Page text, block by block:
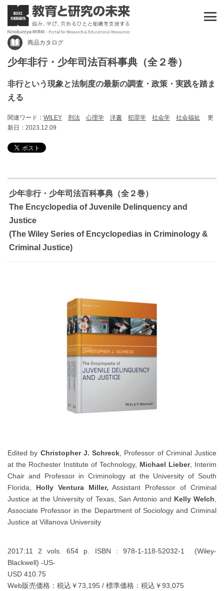
商品カタログ
少年非行・少年司法百科事典（全２巻）
非行という現象と法制度の最新の調査・政策・実践を踏ま
える
関連ワード： WILEY 刑法 心理学 洋書 犯罪学 社会学 社会福祉
更
新日：2023.12.09
少年非行・少年司法百科事典（全２巻）
The Encyclopedia of Juvenile Delinquency and
Justice
(The Wiley Series of Encyclopedias in Criminology &
Criminal Justice)
Edited by Christopher J. Schreck , Professor of Criminal Justice
at the Rochester Institute of Technology, Michael Lieber, Interim
Chair and Professor in Criminology at the University of South
Florida, Holly Ventura Miller, Assistant Professor of Criminal
Justice at the University of Texas, San Antonio and Kelly Welch
Associate Professor in the Department of Sociology and Criminal
Justice at Villanova University
2017:11 2 vols. 654 p. ISBN : 978-1-118-52032-1 (Wiley-
Blackwell) -US-
USD 410.75
Web販売価格：税込￥73,195 / 標準価格：税込￥93,075